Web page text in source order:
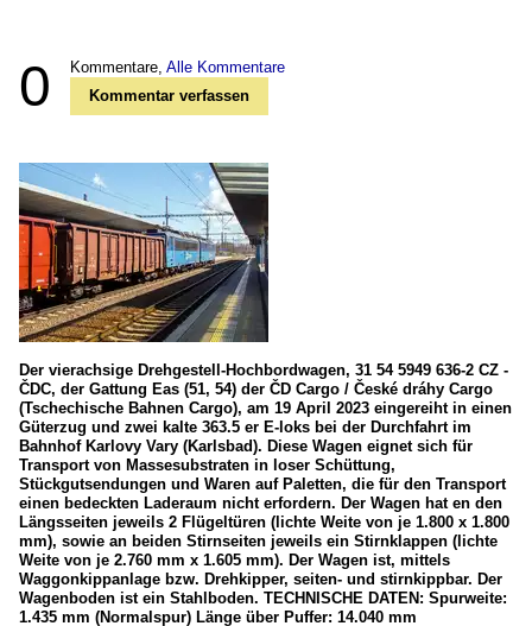
0 Kommentare, Alle Kommentare
Kommentar verfassen
Der vierachsige Drehgestell-Hochbordwagen, 31 54 5949 636-2 CZ -
ČDC, der Gattung Eas (51, 54) der ČD Cargo / České dráhy Cargo
(Tschechische Bahnen Cargo), am 19 April 2023 eingereiht in einen
Güterzug und zwei kalte 363.5 er E-loks bei der Durchfahrt im
Bahnhof Karlovy Vary (Karlsbad). Diese Wagen eignet sich für
Transport von Massesubstraten in loser Schüttung,
Stückgutsendungen und Waren auf Paletten, die für den Transport
einen bedeckten Laderaum nicht erfordern. Der Wagen hat en den
Längsseiten jeweils 2 Flügeltüren (lichte Weite von je 1.800 x 1.800
mm), sowie an beiden Stirnseiten jeweils ein Stirnklappen (lichte
Weite von je 2.760 mm x 1.605 mm). Der Wagen ist, mittels
Waggonkippanlage bzw. Drehkipper, seiten- und stirnkippbar. Der
Wagenboden ist ein Stahlboden. TECHNISCHE DATEN: Spurweite:
1.435 mm (Normalspur) Länge über Puffer: 14.040 mm